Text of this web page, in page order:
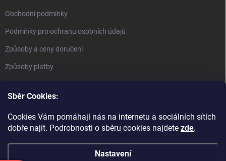
Sběr Cookies:
Cookies Vám pomáhají nás na internetu a sociálních sítích
dobře najít. Podrobnosti o sběru cookies najdete zde.
Nastavení
Obchodní podmínky
Podmínky pro ochranu osobních údajů
Způsoby a ceny doručení
Způsoby platby
BrillBird Academy Nehtové Kurzy Hradec - profesní kurzy